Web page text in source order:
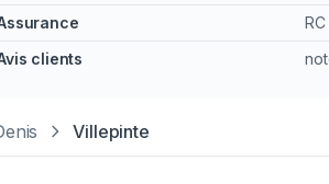
clients
Villepinte